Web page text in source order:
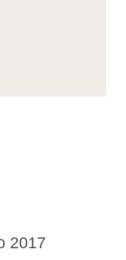
2017